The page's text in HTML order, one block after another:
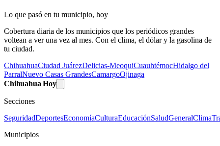
Lo que pasó en tu municipio, hoy
Cobertura diaria de los municipios que los periódicos grandes
voltean a ver una vez al mes. Con el clima, el dólar y la gasolina de
tu ciudad.
ChihuahuaCiudad JuárezDelicias-MeoquiCuauhtémocHidalgo del
ParralNuevo Casas GrandesCamargoOjinaga
Chihuahua Hoy
Secciones
SeguridadDeportesEconomíaCulturaEducaciónSaludGeneralClima
Municipios